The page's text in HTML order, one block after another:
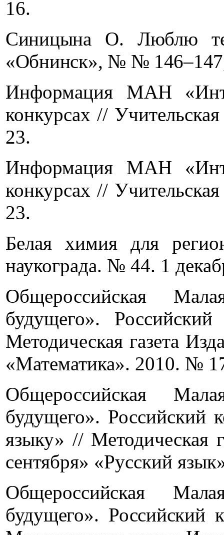
16.
Синицына О. Люблю
«Обнинск», № №
Информация МАН
конкурсах //
23.
Информация МАН
конкурсах //
23.
Белая химия для
наукограда. № 44. 1
Общероссийская
будущего».
Методическая газета
«Математика». 2010. №
Общероссийская
будущего». Российский
языку» // Методическая
сентября» «Русский
Общероссийская
будущего».